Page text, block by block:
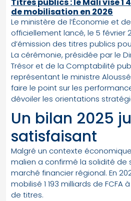
Titres publics : le Mali vise 1
de mobilisation en 2026
Le ministère de l’Économie et
officiellement lancé, le 5 février
d’émission des titres publics
La cérémonie, présidée par le
Trésor et de la Comptabilité
représentant le ministre
faire le point sur les
dévoiler les orientations
Un bilan 2025
satisfaisant
Malgré un contexte
malien a confirmé la solidité de
marché financier régional. En
mobilisé 1 193 milliards de FCFA
de titres.